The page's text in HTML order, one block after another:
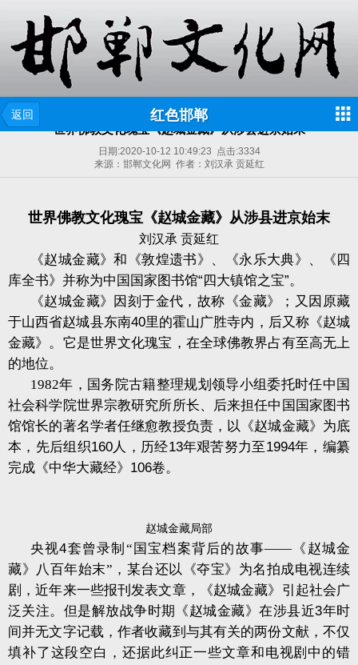
返回 红色邯郸
世界佛教文化瑰宝《赵城金藏》从涉县进京始末
日期:2020-10-12 10:49:23 点击:3334
来源：邯郸文化网 作者：刘汉承 贡延红
世界佛教文化瑰宝《赵城金藏》从涉县进京始末
刘汉承 贡延红
《赵城金藏》和《敦煌遗书》、《永乐大典》、《四
库全书》并称为中国国家图书馆“四大镇馆之宝”。
《赵城金藏》因刻于金代，故称《金藏》；又因原藏
于山西省赵城县东南40里的霍山广胜寺内，后又称《赵城
金藏》。它是世界文化瑰宝，在全球佛教界占有至高无上
的地位。
1982年，国务院古籍整理规划领导小组委托时任中国
社会科学院世界宗教研究所所长、后来担任中国国家图书
馆馆长的著名学者任继愈教授负责，以 《赵城金藏》为底
本， 先后组织160人，历经13年艰苦努力至1994年，编纂
完成 《中华大藏经》 106卷。
赵城金藏局部
央视4套曾录制“国宝档案背后的故事——《赵城金
藏》八百年始末”，某台还以《夺宝》为名拍成电视连续
剧，近年来一些报刊发表文章，《赵城金藏》引起社会广
泛关注。但是解放战争时期《赵城金藏》在涉县近3年时
间并无文字记载，作者收藏到与其有关的两份文献，不仅
填补了这段空白，还据此纠正一些文章和电视剧中的错